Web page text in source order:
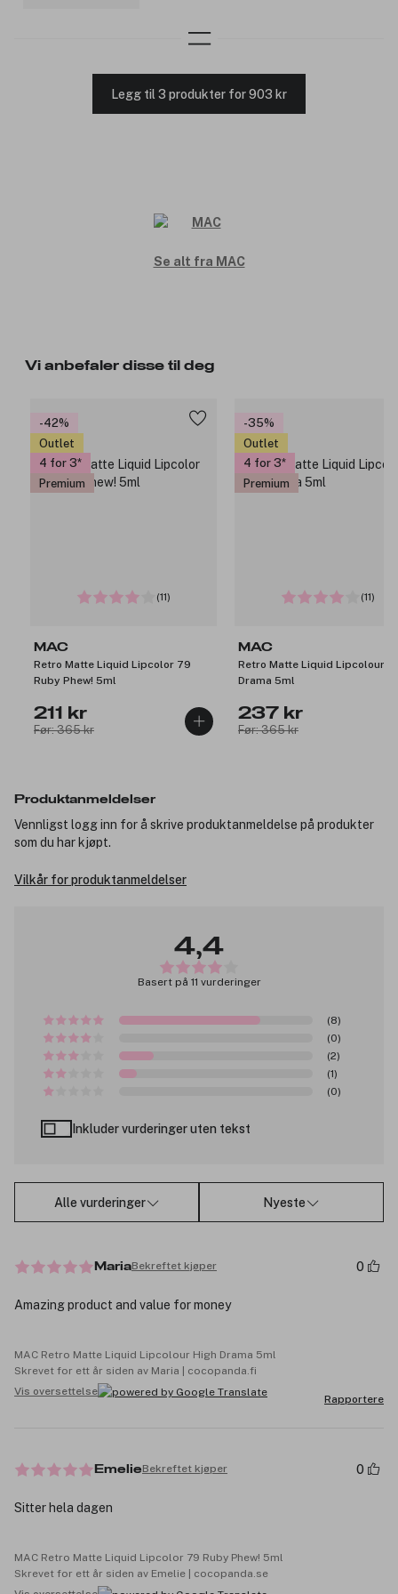
Legg til 3 produkter for 903 kr
Se alt fra MAC
Vi anbefaler disse til deg
-42%
Outlet
4 for 3
Premium
(11)
MAC
Retro Matte Liquid Lipcolor 79
Ruby Phew! 5ml
211 kr
Før: 365 kr
-35%
Outlet
4 for 3
Premium
(11)
MAC
Retro Matte Liquid Lipcolour
Drama 5ml
237 kr
Før: 365 kr
Produktanmeldelser
Vennligst logg inn for å skrive produktanmeldelse på produkter
som du har kjøpt.
Vilkår for produktanmeldelser
4,4
Basert på 11 vurderinger
(8)
(0)
(2)
(1)
(0)
Inkluder vurderinger uten tekst
Alle vurderinger Nyeste
MariaBekreftet kjøper 0
Amazing product and value for money
MAC Retro Matte Liquid Lipcolour High Drama 5ml
Skrevet for ett år siden av Maria | cocopanda.fi
Vis oversettelse
Rapportere
EmelieBekreftet kjøper 0
Sitter hela dagen
MAC Retro Matte Liquid Lipcolor 79 Ruby Phew! 5ml
Skrevet for ett år siden av Emelie | cocopanda.se